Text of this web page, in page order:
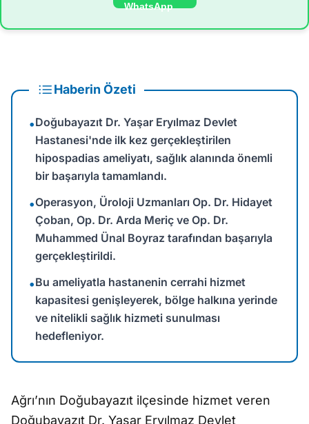
Haberin Özeti
•Doğubayazıt Dr. Yaşar Eryılmaz Devlet
Hastanesi'nde ilk kez gerçekleştirilen
hipospadias ameliyatı, sağlık alanında önemli
bir başarıyla tamamlandı.
•Operasyon, Üroloji Uzmanları Op. Dr. Hidayet
Çoban, Op. Dr. Arda Meriç ve Op. Dr.
Muhammed Ünal Boyraz tarafından başarıyla
gerçekleştirildi.
•Bu ameliyatla hastanenin cerrahi hizmet
kapasitesi genişleyerek, bölge halkına yerinde
ve nitelikli sağlık hizmeti sunulması
hedefleniyor.
Ağrı’nın Doğubayazıt ilçesinde hizmet veren
Doğubayazıt Dr. Yaşar Eryılmaz Devlet